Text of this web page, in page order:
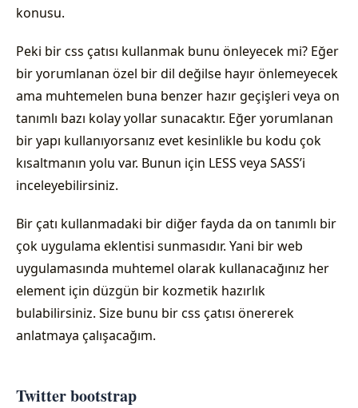
konusu.
Peki bir css çatısı kullanmak bunu önleyecek mi? Eğer
bir yorumlanan özel bir dil değilse hayır önlemeyecek
ama muhtemelen buna benzer hazır geçişleri veya on
tanımlı bazı kolay yollar sunacaktır. Eğer yorumlanan
bir yapı kullanıyorsanız evet kesinlikle bu kodu çok
kısaltmanın yolu var. Bunun için LESS veya SASS’i
inceleyebilirsiniz.
Bir çatı kullanmadaki bir diğer fayda da on tanımlı bir
çok uygulama eklentisi sunmasıdır. Yani bir web
uygulamasında muhtemel olarak kullanacağınız her
element için düzgün bir kozmetik hazırlık
bulabilirsiniz. Size bunu bir css çatısı önererek
anlatmaya çalışacağım.
Twitter bootstrap